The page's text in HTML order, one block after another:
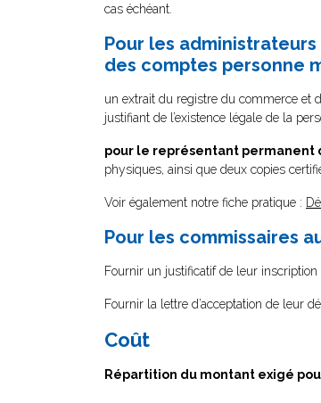
cas échéant.
Pour les
des comptes personne
un extrait du registre du commerce et
justifiant de l’existence légale de la
pour le représentant permanent
physiques, ainsi que deux copies
Voir également notre fiche pratique :
Pour les commissaires
Fournir un justificatif de leur
Fournir la lettre d’acceptation de leur
Coût
Répartition du montant exigé